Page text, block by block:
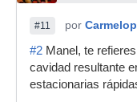
#11 por
#2 Manel, te
cavidad resultante
estacionarias